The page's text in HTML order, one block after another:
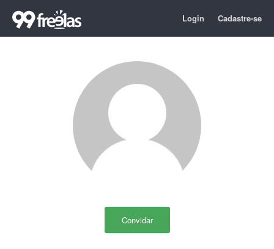
Login Cadastre-se
Convidar